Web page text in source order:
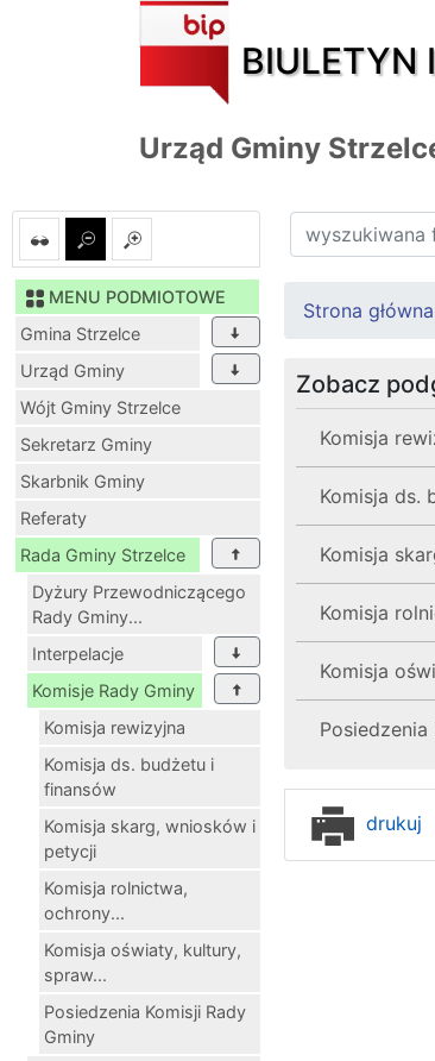
BIULETYN
Urząd Gminy
MENU PODMIOTOWE
Gmina Strzelce
Urząd Gminy
Wójt Gminy Strzelce
Sekretarz Gminy
Skarbnik Gminy
Referaty
Rada Gminy Strzelce
Dyżury Przewodniczącego
Rady Gminy...
Interpelacje
Komisje Rady Gminy
Komisja rewizyjna
Komisja ds. budżetu i
finansów
Komisja skarg, wniosków i
petycji
Komisja rolnictwa,
ochrony...
Komisja oświaty, kultury,
spraw...
Posiedzenia Komisji Rady
Gminy
Strona główna
Zobacz
Komisja
Komisja ds.
Komisja
Komisja
Komisja
Posiedzenia
drukuj